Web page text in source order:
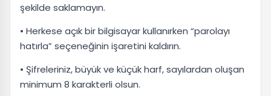
şekilde saklamayın.
• Herkese açık bir bilgisayar kullanırken “parolayı
hatırla” seçeneğinin işaretini kaldırın.
• Şifreleriniz, büyük ve küçük harf, sayılardan oluşan
minimum 8 karakterli olsun.